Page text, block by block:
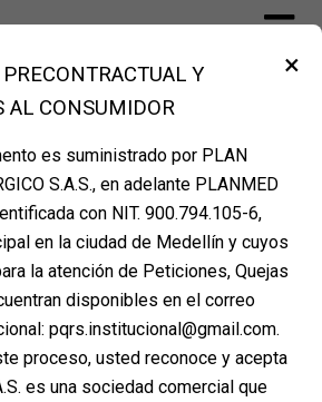
Plástica Medellín –
tu Cirugía con
Fácil, Rápido
×
Y
AL CONSUMIDOR
es suministrado por PLAN
S.A.S., en adelante PLANMED
con NIT. 900.794.105-6,
en la ciudad de Medellín y cuyos
la atención de Peticiones, Quejas
disponibles en el correo
pqrs.institucional@gmail.com.
proceso, usted reconoce y acepta
es una sociedad comercial que